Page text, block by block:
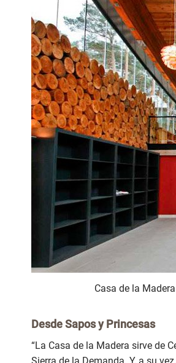
Casa de la
DesdeSapos y Princesas
“La Casa de la Madera sirve de